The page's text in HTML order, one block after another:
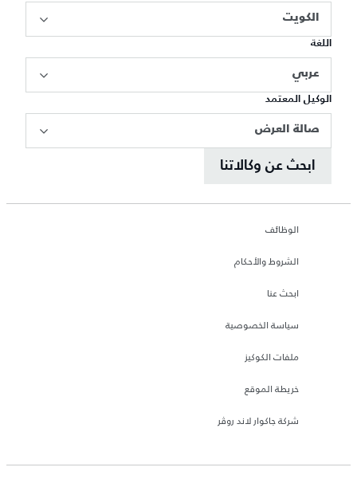
الكويت
اللغة
عربي
الوكيل المعتمد
صالة العرض
ابحث عن وكالاتنا
الوظائف
الشروط والأحكام
ابحث عنا
سياسة الخصوصية
ملفات الكوكيز
خريطة الموقع
شركة جاكوار لاند روڤر